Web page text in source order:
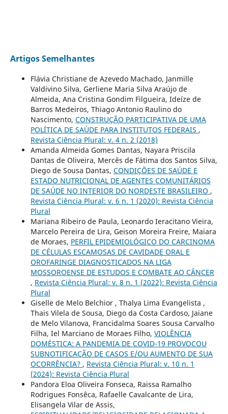
Artigos Semelhantes
Flávia Christiane de Azevedo Machado, Janmille
Valdivino Silva, Gerliene Maria Silva Araújo de
Almeida, Ana Cristina Gondim Filgueira, Ideíze de
Barros Medeiros, Thiago Antonio Raulino do
Nascimento, CONSTRUÇÃO PARTICIPATIVA DE UMA
POLÍTICA DE SAÚDE PARA INSTITUTOS FEDERAIS ,
Revista Ciência Plural: v. 4 n. 2 (2018)
Amanda Almeida Gomes Dantas, Nayara Priscila
Dantas de Oliveira, Mercês de Fátima dos Santos Silva,
Diego de Sousa Dantas, CONDIÇÕES DE SAÚDE E
ESTADO NUTRICIONAL DE AGENTES COMUNITÁRIOS
DE SAÚDE NO INTERIOR DO NORDESTE BRASILEIRO ,
Revista Ciência Plural: v. 6 n. 1 (2020): Revista Ciência
Plural
Mariana Ribeiro de Paula, Leonardo Ieracitano Vieira,
Marcelo Pereira de Lira, Geison Moreira Freire, Maiara
de Moraes, PERFIL EPIDEMIOLÓGICO DO CARCINOMA
DE CÉLULAS ESCAMOSAS DE CAVIDADE ORAL E
OROFARINGE DIAGNOSTICADOS NA LIGA
MOSSOROENSE DE ESTUDOS E COMBATE AO CÂNCER
, Revista Ciência Plural: v. 8 n. 1 (2022): Revista Ciência
Plural
Giselle de Melo Belchior , Thalya Lima Evangelista ,
Thais Vilela de Sousa, Diego da Costa Cardoso, Jaiane
de Melo Vilanova, Francidalma Soares Sousa Carvalho
Filha, Iel Marciano de Moraes Filho, VIOLÊNCIA
DOMÉSTICA: A PANDEMIA DE COVID-19 PROVOCOU
SUBNOTIFICAÇÃO DE CASOS E/OU AUMENTO DE SUA
OCORRÊNCIA? , Revista Ciência Plural: v. 10 n. 1
(2024): Revista Ciência Plural
Pandora Eloa Oliveira Fonseca, Raissa Ramalho
Rodrigues Fonsêca, Rafaelle Cavalcante de Lira,
Elisangela Vilar de Assis,